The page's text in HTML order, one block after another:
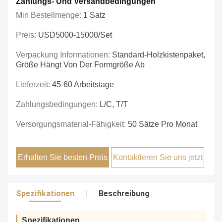
Min Bestellmenge: 1 Satz
Preis: USD5000-15000/set
Verpackung Informationen: Standard-Holzkistenpaket,
Größe Hängt Von Der Formgröße Ab
Lieferzeit: 45-60 Arbeitstage
Zahlungsbedingungen: L/C, T/T
Versorgungsmaterial-Fähigkeit: 50 Sätze Pro Monat
Erhalten Sie besten Preis Kontaktieren Sie uns jetzt
Spezifikationen Beschreibung